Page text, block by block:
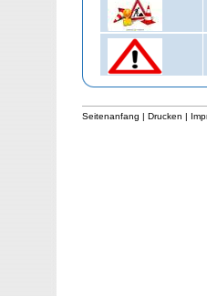
Seitenanfang | Drucken |